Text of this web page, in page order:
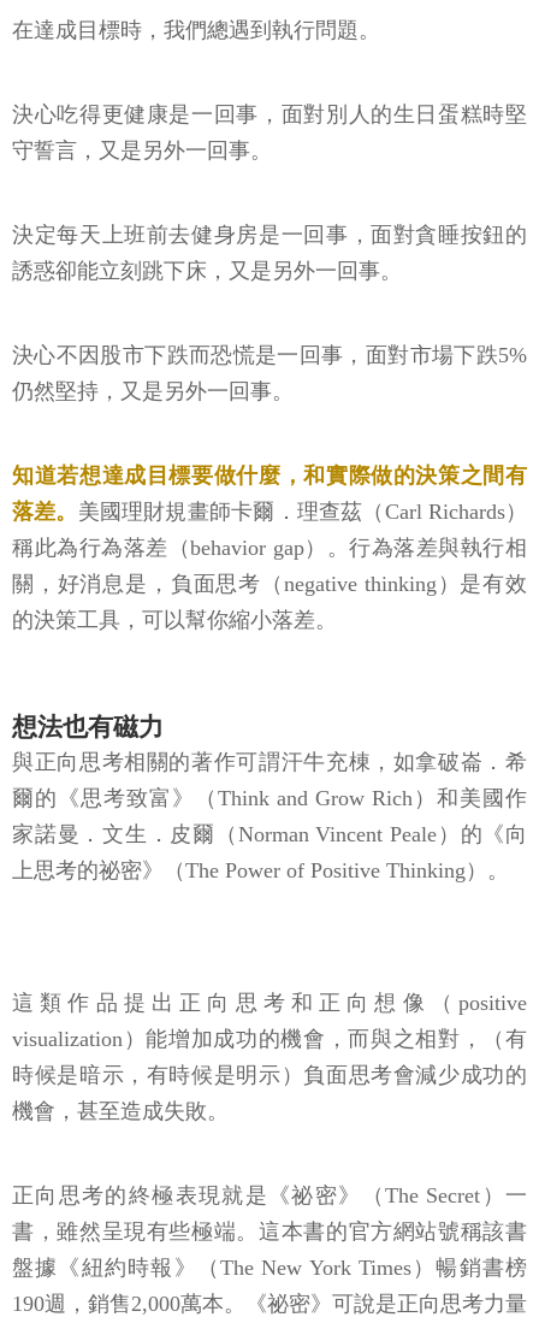
在達成目標時，我們總遇到執行問題。
決心吃得更健康是一回事，面對別人的生日蛋糕時堅
守誓言，又是另外一回事。
決定每天上班前去健身房是一回事，面對貪睡按鈕的
誘惑卻能立刻跳下床，又是另外一回事。
決心不因股市下跌而恐慌是一回事，面對市場下跌5%
仍然堅持，又是另外一回事。
知道若想達成目標要做什麼，和實際做的決策之間有
落差。 美國理財規畫師卡爾．理查茲（Carl Richards）
稱此為行為落差（behavior gap）。行為落差與執行相
關，好消息是，負面思考（negative thinking）是有效
的決策工具，可以幫你縮小落差。
想法也有磁力
與正向思考相關的著作可謂汗牛充棟，如拿破崙．希
爾的《思考致富》（Think and Grow Rich）和美國作
家諾曼．文生．皮爾（Norman Vincent Peale）的《向
上思考的祕密》（The Power of Positive Thinking）。
這類作品提出正向思考和正向想像（positive
visualization）能增加成功的機會，而與之相對，（有
時候是暗示，有時候是明示）負面思考會減少成功的
機會，甚至造成失敗。
正向思考的終極表現就是《祕密》（The Secret）一
書，雖然呈現有些極端。這本書的官方網站號稱該書
盤據《紐約時報》（The New York Times）暢銷書榜
190週，銷售2,000萬本。《祕密》可說是正向思考力量